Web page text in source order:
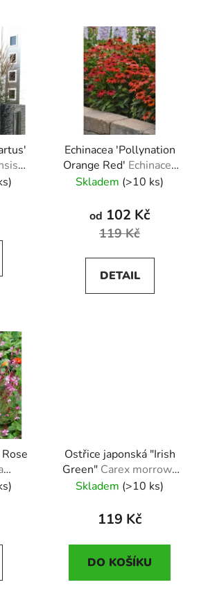
Echinacea 'Pollynation
Orange Red' Echinacea
'Pollynation Orange
Skladem (>10 ks)
od 102 Kč
119 Kč
DETAIL
Ostřice japonská "Irish
Green" Carex morrowii
"Irish Green"
Skladem (>10 ks)
119 Kč
DO KOŠÍKU